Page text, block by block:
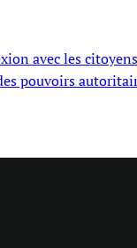
avec les
pouvoirs